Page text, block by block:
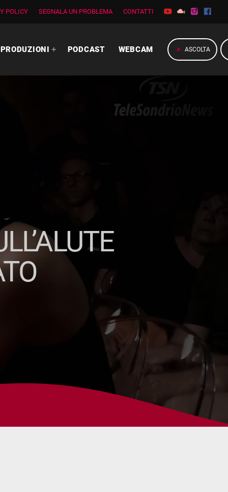
POLICY SEGNALA UN PROBLEMA CONTATTI
PRODUZIONI PODCAST WEBCAM play_arrow ASCOLTA